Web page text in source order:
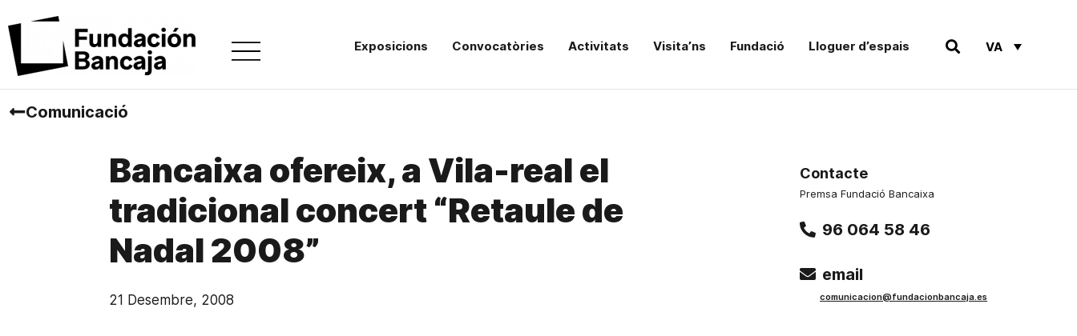
Exposicions Convocatòries Activitats Visita’ns Fundació Lloguer d’espais VA
Comunicació
Bancaixa ofereix, a Vila-real el
tradicional concert “Retaule de
Nadal 2008”
21 Desembre, 2008
Contacte
Premsa Fundació Bancaixa
96 064 58 46
email
comunicacion@fundacionbancaja.es